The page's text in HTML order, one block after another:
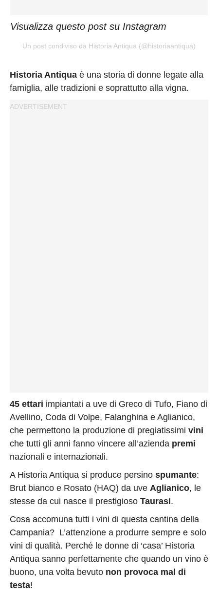
Visualizza questo post su Instagram
Un post condiviso da Historia Antiqua (@historiaantiqua)
Historia Antiqua è una storia di donne legate alla
famiglia, alle tradizioni e soprattutto alla vigna.
45 ettari impiantati a uve di Greco di Tufo, Fiano di
Avellino, Coda di Volpe, Falanghina e Aglianico,
che permettono la produzione di pregiatissimi vini
che tutti gli anni fanno vincere all’azienda premi
nazionali e internazionali.
A Historia Antiqua si produce persino spumante:
Brut bianco e Rosato (HAQ) da uve Aglianico, le
stesse da cui nasce il prestigioso Taurasi.
Cosa accomuna tutti i vini di questa cantina della
Campania? L’attenzione a produrre sempre e solo
vini di qualità. Perché le donne di ‘casa’ Historia
Antiqua sanno perfettamente che quando un vino è
buono, una volta bevuto non provoca mal di
testa!